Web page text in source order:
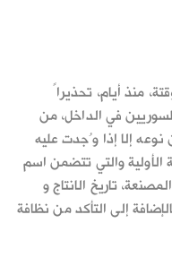
منذ أيام، تحذيراً
في الداخل، من
إلا إذا وُجدت عليه
الأولية والتي تتضمن اسم
تاريخ الانتاج و
إلى التأكد من نظافة